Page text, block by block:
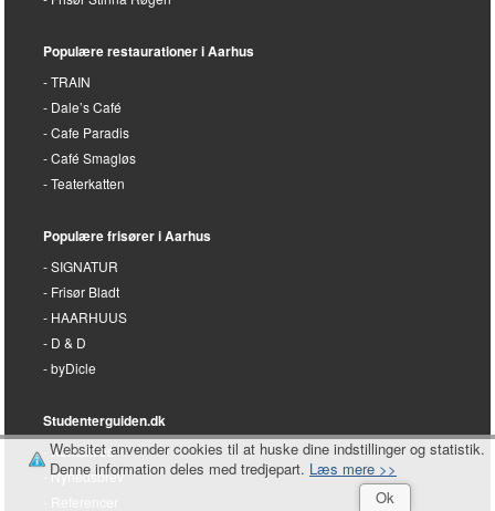
Frisør Cut'n Cool
Den Danske Scenekunstskole Aarhus
RASK
Frisør Stinna Røgen
Dale’s Café
Cafe Paradis
Café Smagløs
Teaterkatten
SIGNATUR
Frisør Bladt
Ok
Websitet anvender cookies til at huske dine indstillinger og statistik.
Denne information deles med tredjepart. Læs mere >>